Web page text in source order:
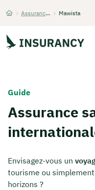
> Assurance santé internationale > Mawista
Guide
Assurance
Envisagez-vous un
tourisme ou
horizons ?